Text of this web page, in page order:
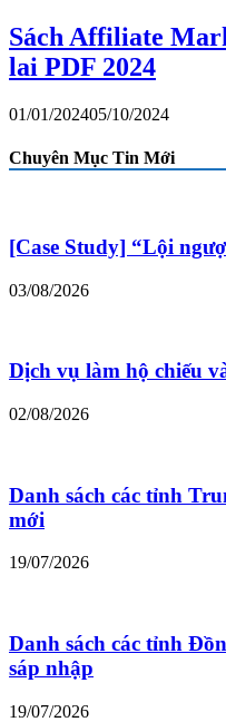
Sách Affiliate
lai PDF 2024
01/01/202405/10/2024
Chuyên Mục Tin Mới
[Case Study] “Lội
03/08/2026
Dịch vụ làm hộ chiếu
02/08/2026
Danh sách các tỉnh
mới
19/07/2026
Danh sách các tỉnh
sáp nhập
19/07/2026